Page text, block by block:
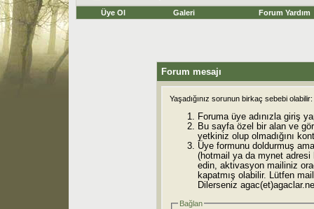
Üye Ol Galeri Forum Yardım
Forum mesajı
Yaşadığınız sorunun birkaç sebebi olabilir:
Foruma üye adınızla giriş
Bu sayfa özel bir alan ve
yetkiniz olup olmadığını
Üye formunu doldurmuş
(hotmail ya da mynet adresi
edin, aktivasyon mailiniz
kapatmış olabilir. Lütfen
Dilerseniz
Bağlan